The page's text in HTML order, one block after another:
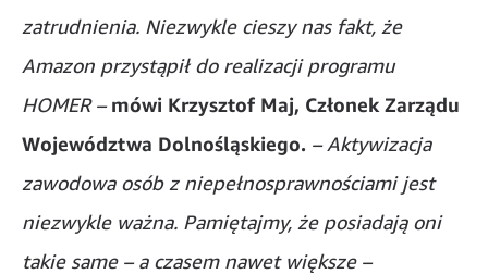
zatrudnienia. Niezwykle cieszy nas fakt, że
Amazon przystąpił do realizacji programu
HOMER –mówi Krzysztof Maj, Członek Zarządu
Województwa Dolnośląskiego. – Aktywizacja
zawodowa osób z niepełnosprawnościami jest
niezwykle ważna. Pamiętajmy, że posiadają oni
takie same – a czasem nawet większe –